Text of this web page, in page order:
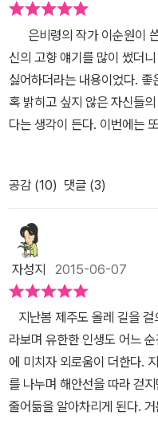
작가들은 좀처럼 보기 어렵다
(조울증을 포함한)우울증은
와 약의 판매고를 높이기 위
가들까지 그것에 편승할 필
로 분노해야 할 것은 무엇인
에 대한 분노인가? 아니면 사
그렇게 밖에 할 수 없다니. 반
작가일 수 있겠는가? 나는
이 마음에 들어 여기 적어 본
되면 100점을 주자. 목마른
원래 사람의 것이 아니니 죽
'말 많은 이들과 오랫동안 술
운 의미나 정보, 웃음, 그 외
두루 유용할 것
음주는 탁월하고 가무는 빛나
하는 대목도 구성지다. 슬픔
았다면 웃는 거 말고는 할 게
으면 기분 좋은 데 듣고 나면
이를테면웃음 직전의 침묵,
의 고단함,그것들의 총화였
랑은 급기야 나를 안현미로
애를 적확하게 바라본다는 것
무 서둘지 않아도 나쁘진 않
가 되기란 동서남북 이 천지
럼에도 불구하고우리가 믿고
곧 엄마가 되겠구나 무구하
계절이 흘렀으나 나는 오늘도
래 여러 개의 울음을 얼렸지
일 이마 위에 국화향이 가득
삶이(내간체, 부분) 여성의 삶
서도 어쩔 수 없었고 슬프면
하지 않고 얼얼하다고 쓴 안
위에서 살아가는 사람들의 모
순간이나 감동스런 장면이라
습니다.마지막으로, 이 책을
희망이 작가이기 때문에 작
글을 쓰는 지 알려주기 위해
좀 더 자라서 스스로 이 책을
수 있는 것은 일단 소재에 관
되는 느낌과 감동을 잊어버리
을 것 같다는 생각입니다. 자
작가의 책을 읽었기 때문에
속 써야 솜씨도 늘어나고 글
고 느꼈기 때문입니다.
가로부터 얼마를 줄 터이니
지만 소심한 나는 '혹시 이러
단 한 번도 가타부타 대응한
창훈의 나는 왜 쓰는가>를
작가는 원고료 때문에 쓴다고
을 요구한다'고도 했다. 또는
은 질문이어서 대답하기 부
의 내용은 독자가 제목에서
하는 책은 아니다. 오히려 작
난 거문도와 여수와 광주와
가로 등단하여 교류했던 문인
가는 진솔하게 쓰고 있다. 어
대한 그의 대답일지도 모르
하지 않았을 것이다. 응모가
지만 나는 계속 그곳에서 살
려웠다. 내가 택한 곳은 지방
었고 머지않아 당선되었다는
은비령의 작가 이순원이
신의 고향 얘기를 많이 썼더
싫어하더라는 내용이었다.
혹 밝히고 싶지 않은 자신들
다는 생각이 든다. 이번에는
얘기를 쓰고 있다면 그는 어
훈 작가의 에세이를 읽으면서
위는 필요 없겠다는 생각이
록 쿨하고 시크한 남자였다
읽게 되었다. ​<한창훈의 향
시작될 것이다>의 개정판으
가]로 바뀌었는지 모르겠지만
기가 여전히 이어지고 있기
본다. 만약 왜 제목을 이렇게
답할지 사실 눈에 좀 그려진
지 알고 싶어 이 책을 고른다
그가 살고 있는 섬 밖에서 출
공감 (10) 댓글 (3)
자성지 2015-06-07
지난봄 제주도 올레 길을
라보며 유한한 인생도 어느
에 미치자 외로움이 더한다.
를 나누며 해안선을 따라 걷
줄어듦을 알아차리게 된다.